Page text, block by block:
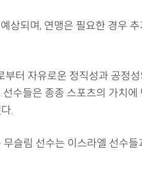
상되며, 연맹은 필요한 경우 추
터 자유로운 정직성과 공정성
수들은 종종 스포츠의 가치에
.
슬림 선수는 이스라엘 선수들